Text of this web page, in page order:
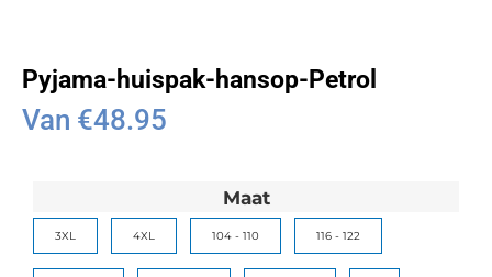
Pyjama-huispak-hansop-Petrol
Van €48.95
Maat
3XL 4XL 104 - 110 116 - 122